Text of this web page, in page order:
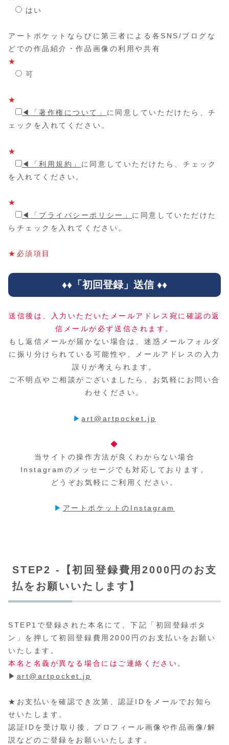
はい
アートポケットならびに第三者による各SNS/ブログな
どでの作品紹介・作品画像の利用や共有
★
可
★
◀︎「著作権について」 に同意していただけたら、チ
ェックを入れてください。
★
◀︎「利用規約」 に同意していただけたら、チェック
を入れてください。
★
◀︎「プライバシーポリシー」 に同意していただけた
らチェックを入れてください。
★必須項目
送信後は、入力いただいたメールアドレス宛に確認の返
信メールが必ず送信されます。
もし返信メールが届かない場合は、迷惑メールフォルダ
に振り分けられている可能性や、メールアドレスの入力
誤りが考えられます。
ご不明点やご相談がございましたら、お気軽にお問い合
わせください。
▶art@artpocket.jp
◆
当サイトの操作方法が良くわからない場合
Instagramのメッセージでも対応しております。
どうぞお気軽にご利用ください。
▶ アートポケットのInstagram
STEP2 -【初回登録費用2000円のお支
払をお願いいたします】
STEP1で登録された本名にて、下記「初回登録ボタ
ン」を押して初回登録費用2000円のお支払いをお願い
いたします。
本名と名義が異なる場合にはご連絡ください。
▶ art@artpocket.jp
★お支払いを確認でき次第、認証IDをメールでお知ら
せいたします。
認証IDを受け取り後、プロフィール画像や作品画像/解
説などのご登録をお願いいたします。